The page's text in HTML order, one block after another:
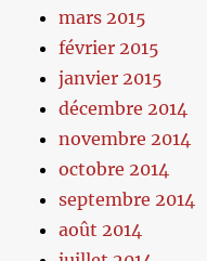
mars 2015
février 2015
janvier 2015
décembre 2014
novembre 2014
octobre 2014
septembre 2014
août 2014